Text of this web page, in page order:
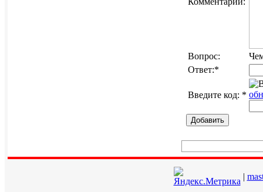
Вопрос:
Ответ:*
Введите код: *
Добавить
|